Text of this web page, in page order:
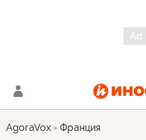
AgoraVox Франция